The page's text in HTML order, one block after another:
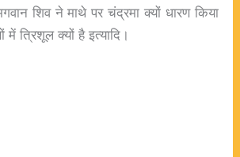
शिव ने माथे पर चंद्रमा क्यों धारण किया
में त्रिशूल क्यों है इत्यादि।